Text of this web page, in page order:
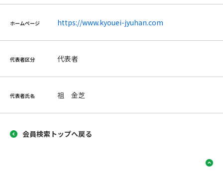
ホームページ https://www.kyouei-jyuhan.com
代表者区分 代表者
代表者氏名 祖 金芝
会員検索トップへ戻る